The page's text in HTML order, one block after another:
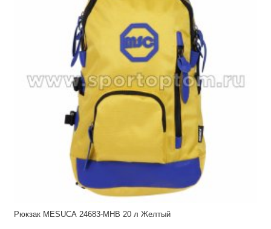
Рюкзак MESUCA 24683-MHB 20 л Желтый